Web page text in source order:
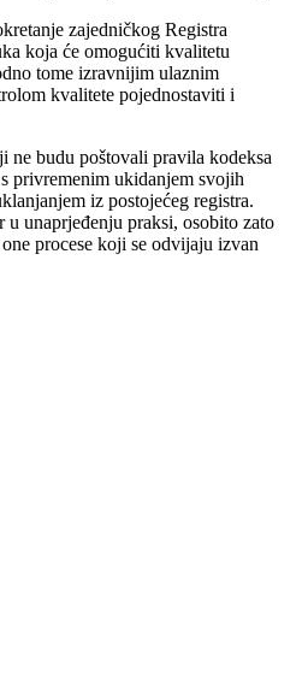
zajedničkog Registra
koja će omogućiti kvalitetu
tome izravnijim ulaznim
kvalitete pojednostaviti i
ne budu poštovali pravila kodeksa
privremenim ukidanjem svojih
iz postojećeg registra.
unaprjeđenju praksi, osobito zato
procese koji se odvijaju izvan